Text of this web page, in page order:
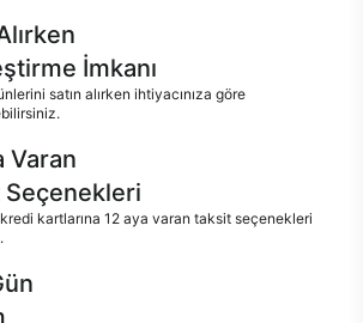
İmkanı
satın alırken ihtiyacınıza göre
Varan
Seçenekleri
kredi kartlarına 12 aya varan taksit seçenekleri